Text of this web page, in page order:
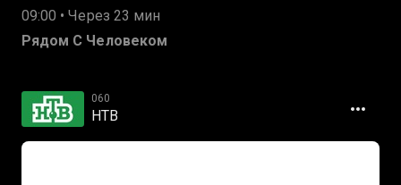
09:00 • Через 23 мин
Рядом С Человеком
060
НТВ